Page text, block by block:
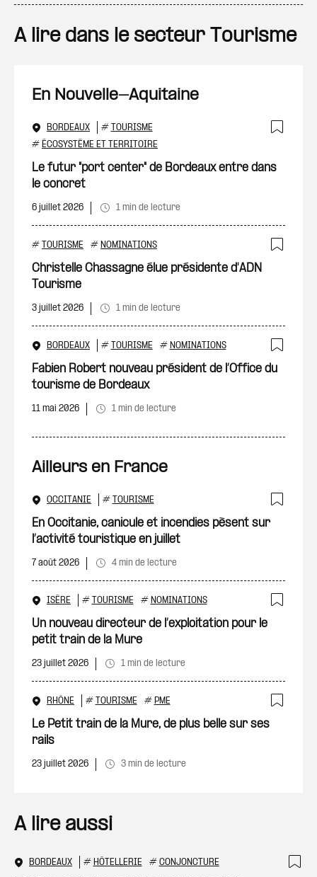
A lire dans le secteur Tourisme
En Nouvelle-Aquitaine
BORDEAUX # TOURISME
# ÉCOSYSTÈME ET TERRITOIRE
Le futur "port center" de Bordeaux entre dans
le concret
6 juillet 2026 1 min de lecture
# TOURISME # NOMINATIONS
Christelle Chassagne élue présidente d'ADN
Tourisme
3 juillet 2026 1 min de lecture
BORDEAUX # TOURISME # NOMINATIONS
Fabien Robert nouveau président de l’Office du
tourisme de Bordeaux
11 mai 2026 1 min de lecture
Ailleurs en France
OCCITANIE # TOURISME
En Occitanie, canicule et incendies pèsent sur
l’activité touristique en juillet
7 août 2026 4 min de lecture
ISÈRE # TOURISME # NOMINATIONS
Un nouveau directeur de l’exploitation pour le
petit train de la Mure
23 juillet 2026 1 min de lecture
RHÔNE # TOURISME # PME
Le Petit train de la Mure, de plus belle sur ses
rails
23 juillet 2026 3 min de lecture
A lire aussi
BORDEAUX # HÔTELLERIE # CONJONCTURE